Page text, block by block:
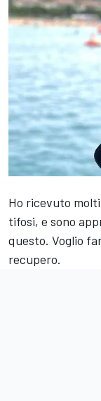
Ho ricevuto
tifosi, e sono
questo. Voglio
recupero.